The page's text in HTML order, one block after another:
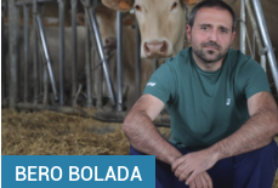
BERO BOLADA